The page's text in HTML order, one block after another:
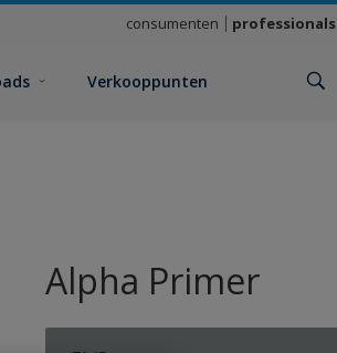
consumenten professionals
Verkooppunten
Alpha Primer